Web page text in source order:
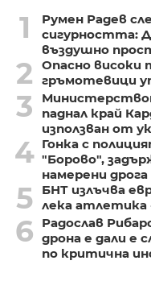
1
Румен Радев
сигурността:
въздушно
2
Опасно високи
гръмотевици
3
паднал край
използван от
4 Гонка с
"Борово",
намерени
5
БНТ излъчва
лека
6
Радослав
дрона е дали е
по критична